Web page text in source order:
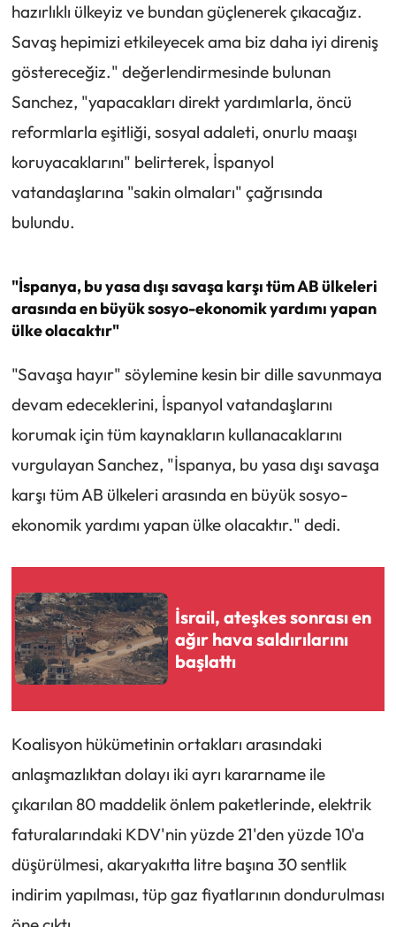
hazırlıklı ülkeyiz ve bundan güçlenerek çıkacağız.
Savaş hepimizi etkileyecek ama biz daha iyi direniş
göstereceğiz." değerlendirmesinde bulunan
Sanchez, "yapacakları direkt yardımlarla, öncü
reformlarla eşitliği, sosyal adaleti, onurlu maaşı
koruyacaklarını" belirterek, İspanyol
vatandaşlarına "sakin olmaları" çağrısında
bulundu.
"İspanya, bu yasa dışı savaşa karşı tüm AB ülkeleri
arasında en büyük sosyo-ekonomik yardımı yapan
ülke olacaktır"
"Savaşa hayır" söylemine kesin bir dille savunmaya
devam edeceklerini, İspanyol vatandaşlarını
korumak için tüm kaynakların kullanacaklarını
vurgulayan Sanchez, "İspanya, bu yasa dışı savaşa
karşı tüm AB ülkeleri arasında en büyük sosyo-
ekonomik yardımı yapan ülke olacaktır." dedi.
İsrail, ateşkes sonrası en
ağır hava saldırılarını
başlattı
Koalisyon hükümetinin ortakları arasındaki
anlaşmazlıktan dolayı iki ayrı kararname ile
çıkarılan 80 maddelik önlem paketlerinde, elektrik
faturalarındaki KDV'nin yüzde 21'den yüzde 10'a
düşürülmesi, akaryakıtta litre başına 30 sentlik
indirim yapılması, tüp gaz fiyatlarının dondurulması